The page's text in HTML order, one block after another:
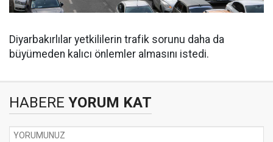
Diyarbakırlılar yetkililerin trafik sorunu daha da
büyümeden kalıcı önlemler almasını istedi.
HABERE YORUM KAT